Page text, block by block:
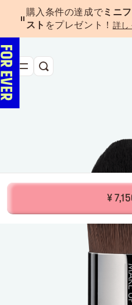
購入条件の達成でミニ
スト をプレゼント！ 詳し
アイ
ログインまたはサインア
検索
¥